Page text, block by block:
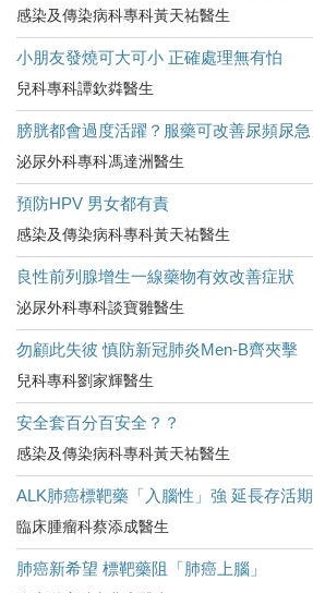
感染及傳染病科專科黃天祐醫生
小朋友發燒可大可小 正確處理無有怕
兒科專科譚欽粦醫生
膀胱都會過度活躍？服藥可改善尿頻尿急
泌尿外科專科馮達洲醫生
預防HPV 男女都有責
感染及傳染病科專科黃天祐醫生
良性前列腺增生一線藥物有效改善症狀
泌尿外科專科談寶雛醫生
勿顧此失彼 慎防新冠肺炎Men-B齊夾擊
兒科專科劉家輝醫生
安全套百分百安全？？
感染及傳染病科專科黃天祐醫生
ALK肺癌標靶藥「入腦性」強 延長存活期
臨床腫瘤科蔡添成醫生
肺癌新希望 標靶藥阻「肺癌上腦」